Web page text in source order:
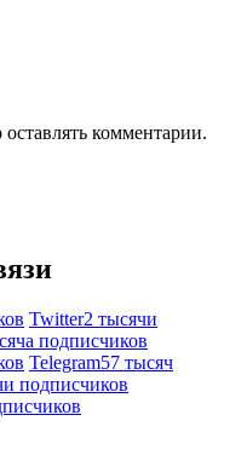
комментарии.
Twitter2 тысячи
подписчиков
Telegram57 тысяч
подписчиков